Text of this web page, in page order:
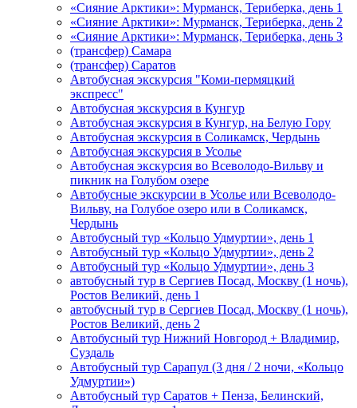
«Сияние Арктики»: Мурманск, Териберка, день 1
«Сияние Арктики»: Мурманск, Териберка, день 2
«Сияние Арктики»: Мурманск, Териберка, день 3
(трансфер) Самара
(трансфер) Саратов
Автобусная экскурсия "Коми-пермяцкий
экспресс"
Автобусная экскурсия в Кунгур
Автобусная экскурсия в Кунгур, на Белую Гору
Автобусная экскурсия в Соликамск, Чердынь
Автобусная экскурсия в Усолье
Автобусная экскурсия во Всеволодо-Вильву и
пикник на Голубом озере
Автобусные экскурсии в Усолье или Всеволодо-
Вильву, на Голубое озеро или в Соликамск,
Чердынь
Автобусный тур «Кольцо Удмуртии», день 1
Автобусный тур «Кольцо Удмуртии», день 2
Автобусный тур «Кольцо Удмуртии», день 3
автобусный тур в Сергиев Посад, Москву (1 ночь),
Ростов Великий, день 1
автобусный тур в Сергиев Посад, Москву (1 ночь),
Ростов Великий, день 2
Автобусный тур Нижний Новгород + Владимир,
Суздаль
Автобусный тур Сарапул (3 дня / 2 ночи, «Кольцо
Удмуртии»)
Автобусный тур Саратов + Пенза, Белинский,